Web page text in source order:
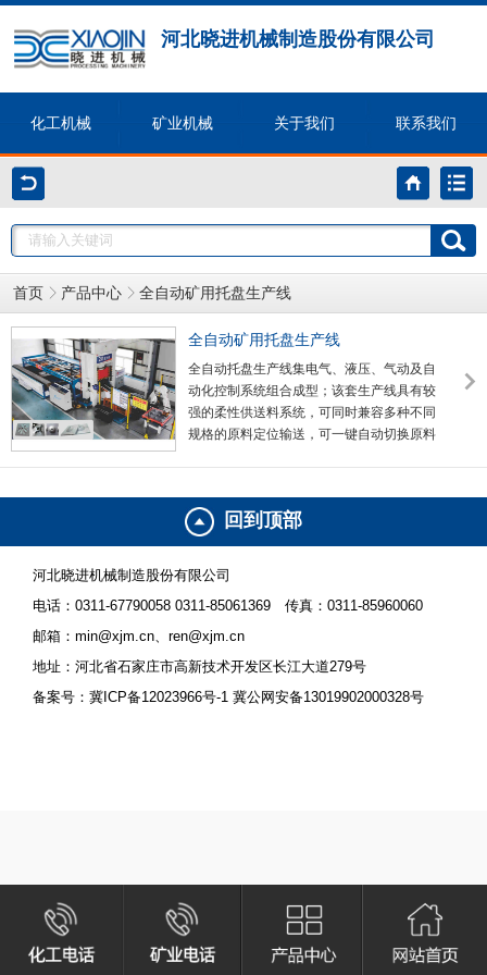
河北晓进机械制造股份有限公司
化工机械 矿业机械 关于我们 联系我们
首页 产品中心 全自动矿用托盘生产线
全自动矿用托盘生产线
全自动托盘生产线集电气、液压、气动及自
动化控制系统组合成型；该套生产线具有较
强的柔性供送料系统，可同时兼容多种不同
规格的原料定位输送，可一键自动切换原料
率。
该生产线从原料的自动上料、自动定位输
送、剪切冲压一体成型、成品输送、尾料自
动去除、氧化皮自动收集、智能检测分拣、
自动码垛、自动捆扎实现了托盘全自动化的
生产模式。生产线之间通过自动化集中控
制，确保了生产过程中的本质安全，智能化
高了生产线的可靠性。
回到顶部
河北晓进机械制造股份有限公司
电话：0311-67790058 0311-85061369
传真：0311-85960060
邮箱：min@xjm.cn、ren@xjm.cn
地址：河北省石家庄市高新技术开发区长江大道279号
备案号：冀ICP备12023966号-1 冀公网安备13019902000328号